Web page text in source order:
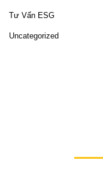
Tư Vấn ESG
Uncategorized